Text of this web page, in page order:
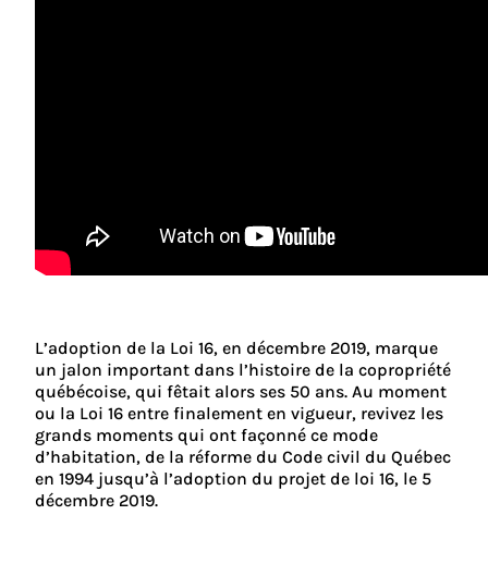
L’adoption de la Loi 16, en décembre 2019, marque
un jalon important dans l’histoire de la copropriété
québécoise, qui fêtait alors ses 50 ans. Au moment
ou la Loi 16 entre finalement en vigueur, revivez les
grands moments qui ont façonné ce mode
d’habitation, de la réforme du Code civil du Québec
en 1994 jusqu’à l’adoption du projet de loi 16, le 5
décembre 2019.